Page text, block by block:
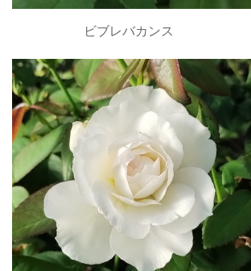
ビブレバカンス